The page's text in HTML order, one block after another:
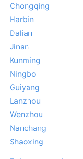
Chongqing
Harbin
Dalian
Jinan
Kunming
Ningbo
Guiyang
Lanzhou
Wenzhou
Nanchang
Shaoxing